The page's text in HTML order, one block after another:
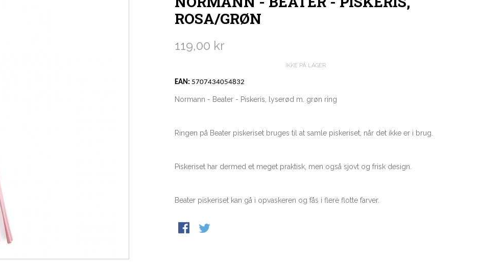
ROSA/GRØN
119,00 kr
IKKE PÅ LAGER
EAN: 5707434054832
Normann - Beater - Piskeris, lyserød m. grøn ring
Ringen på Beater piskeriset bruges til at samle piskeriset, når det ikke er i brug.
Piskeriset har dermed et meget praktisk, men også sjovt og frisk design.
Beater piskeriset kan gå i opvaskeren og fås i flere flotte farver.